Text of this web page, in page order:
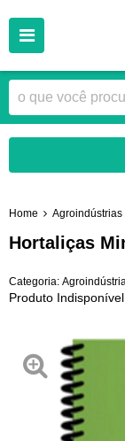
Home Agroindústrias
Hortaliças
Categoria:
Produto Indisponível